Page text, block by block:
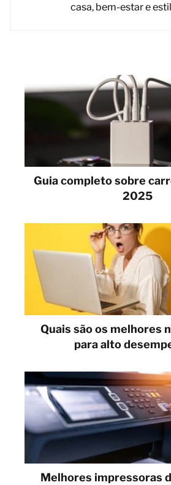
casa, bem-estar e
Guia completo sobre
2025
Quais são os melhores
para alto
Melhores impressoras